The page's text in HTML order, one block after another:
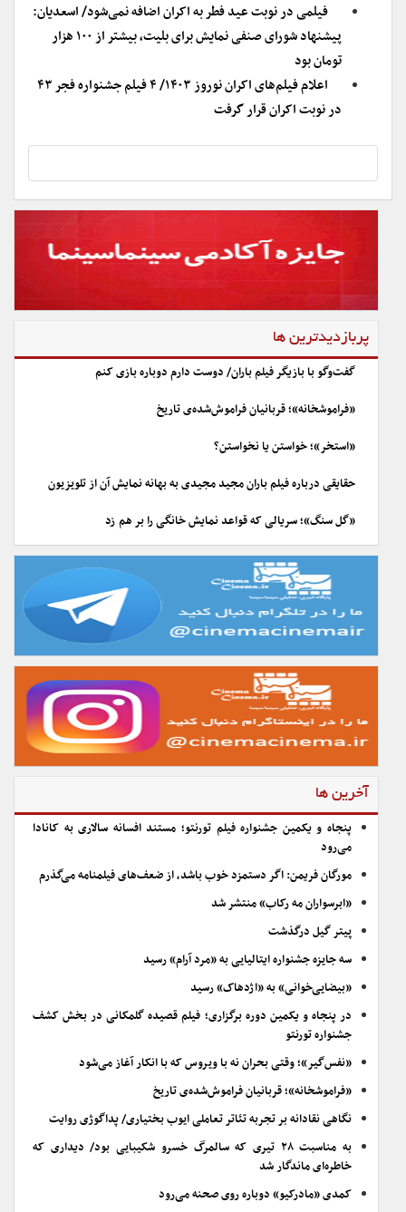
فیلمی در نوبت عید فطر به اکران اضافه نمی‌شود/ اسعدیان:
پیشنهاد شورای صنفی نمایش برای بلیت، بیشتر از ۱۰۰ هزار
تومان بود
اعلام فیلم‌های اکران نوروز ۱۴۰۳/ ۴ فیلم جشنواره فجر ۴۳
در نوبت اکران قرار گرفت
پربازدیدترین ها
گفت‌وگو با بازیگر فیلم باران/ دوست دارم دوباره بازی کنم
«فراموشخانه»؛ قربانیان فراموش‌شده‌ی تاریخ
«استخر»؛ خواستن یا نخواستن؟
حقایقی درباره فیلم باران مجید مجیدی به بهانه نمایش آن از تلویزیون
«گل سنگ»؛ سریالی که قواعد نمایش خانگی را بر هم زد
آخرین ها
پنجاه و یکمین جشنواره فیلم تورنتو؛ مستند افسانه سالاری به کانادا
می‌رود
مورگان فریمن: اگر دستمزد خوب باشد، از ضعف‌های فیلمنامه می‌گذرم
«ابرسواران مه رکاب» منتشر شد
پیتر گیل درگذشت
سه جایزه جشنواره ایتالیایی به «مرد آرام» رسید
«بیضایی‌خوانی» به «اژدهاک» رسید
در پنجاه و یکمین دوره برگزاری؛ فیلم قصیده گلمکانی در بخش کشف
جشنواره تورنتو
«نفس‌گیر»؛ وقتی بحران نه با ویروس که با انکار آغاز می‌شود
«فراموشخانه»؛ قربانیان فراموش‌شده‌ی تاریخ
نگاهی نقادانه بر تجربه تئاتر تعاملی ایوب بختیاری/ پداگوژی روایت
به مناسبت ۲۸ تیری که سالمرگ خسرو شکیبایی بود/ دیداری که
خاطره‌ای ماندگار شد
کمدی «مادرکیو» دوباره روی صحنه می‌رود